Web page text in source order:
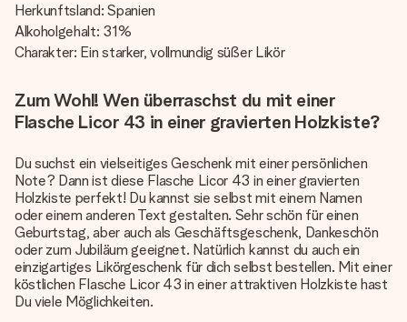
Herkunftsland: Spanien
Alkoholgehalt: 31%
Charakter: Ein starker, vollmundig süßer Likör
Zum Wohl! Wen überraschst du mit einer
Flasche Licor 43 in einer gravierten Holzkiste?
Du suchst ein vielseitiges Geschenk mit einer persönlichen
Note? Dann ist diese Flasche Licor 43 in einer gravierten
Holzkiste perfekt! Du kannst sie selbst mit einem Namen
oder einem anderen Text gestalten. Sehr schön für einen
Geburtstag, aber auch als Geschäftsgeschenk, Dankeschön
oder zum Jubiläum geeignet. Natürlich kannst du auch ein
einzigartiges Likörgeschenk für dich selbst bestellen. Mit einer
köstlichen Flasche Licor 43 in einer attraktiven Holzkiste hast
Du viele Möglichkeiten.